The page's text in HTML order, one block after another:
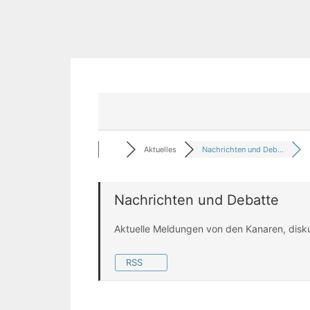
Aktuelles Nachrichten und Deb...
Nachrichten und Debatte
Aktuelle Meldungen von den Kanaren,
RSS